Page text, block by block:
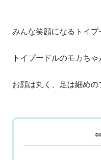
みんな笑顔になるトイ
トイプードルのモカち
お顔は丸く、足は細めの